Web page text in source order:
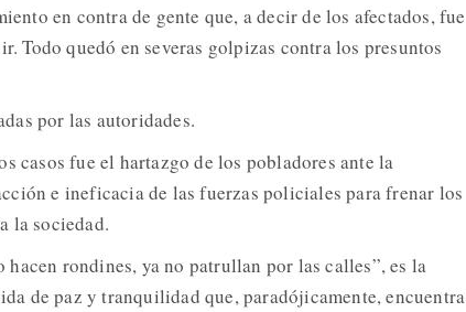
en contra de gente que, a decir de los afectados, fue
Todo quedó en severas golpizas contra los presuntos
por las autoridades.
casos fue el hartazgo de los pobladores ante la
e ineficacia de las fuerzas policiales para frenar los
la sociedad.
rondines, ya no patrullan por las calles”, es la
de paz y tranquilidad que, paradójicamente, encuentra